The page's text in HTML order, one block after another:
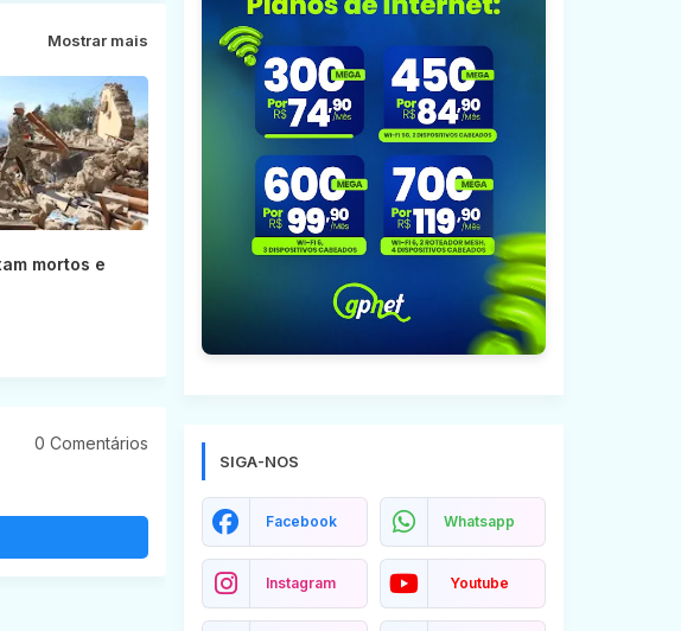
Mostrar mais
mortos e
0 Comentários
SIGA-NOS
Facebook Whatsapp
Instagram Youtube